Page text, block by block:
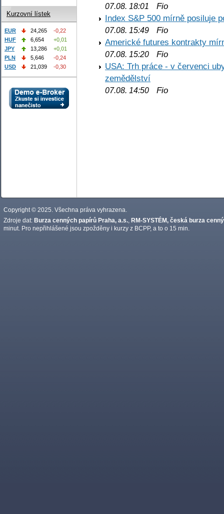
07.08. 18:01
Fio
Index S&P 500 mírně posiluje
07.08. 15:49 Fio
Americké futures kontrakty
07.08. 15:20 Fio
USA: Trh práce - v červenci
zemědělství
07.08. 14:50 Fio
Kurzovní lístek
EUR 24,265
-0,22
HUF
6,654
+0,01
JPY
13,286
+0,01
PLN
5,646
-0,24
USD
21,039 -0,30
Copyright © 2025. Všechna práva vyhrazena.
Zdroje dat: Burza cenných papírů Praha, a.s. RM-SYSTÉM, česká burza
minut. Pro nepřihlášené jsou zpožděny i kurzy z BCPP, a to o 15 min.